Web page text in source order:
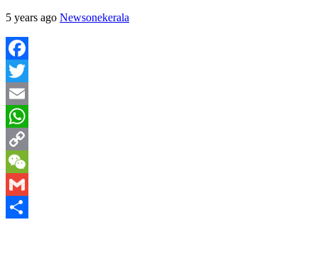
5 years ago Newsonekerala
Facebook
Twitter
Email
WhatsApp
Copy
Link
WeChat
Gmail